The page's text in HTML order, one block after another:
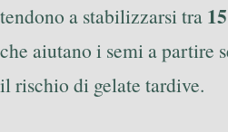
tendono a stabilizzarsi tra
che aiutano i semi a partire
il rischio di gelate tardive.